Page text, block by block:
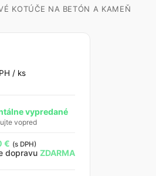
KOTÚČE NA BETÓN A KAMEŇ
/ ks
vypredané
vopred
€ (s DPH)
dopravu ZDARMA